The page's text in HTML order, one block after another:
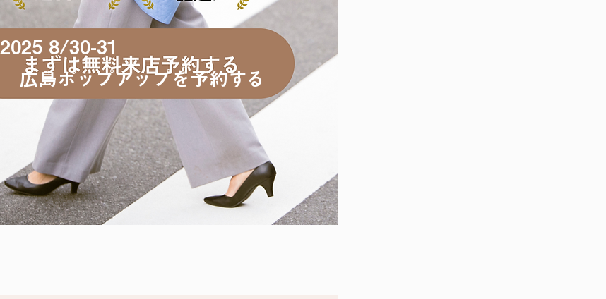
2025 8/30-31
​ 広島ポップアップを予約する